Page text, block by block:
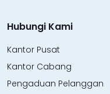
Hubungi Kami
Kantor Pusat
Kantor Cabang
Pengaduan Pelanggan